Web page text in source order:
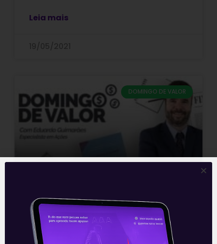
Leia mais
DOMINGO DE VALOR
Saiba como analisar os
resultados das empresas de
commodities | Domingo de